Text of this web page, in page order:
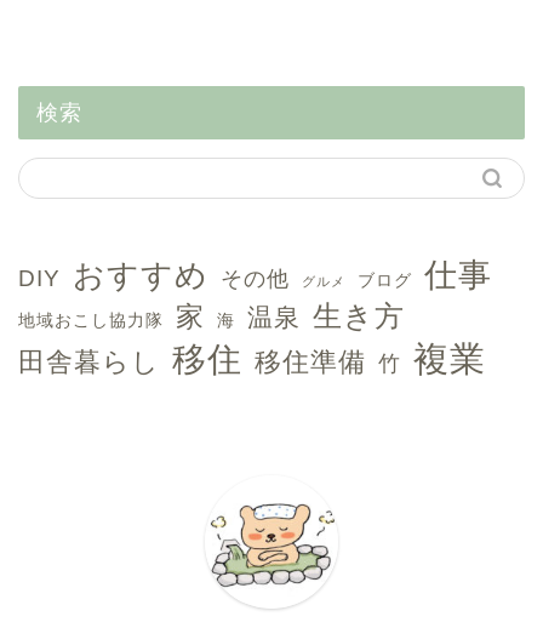
検索
DIY おすすめ その他 グルメ ブログ 仕事
地域おこし協力隊 家 海 温泉 生き方
田舎暮らし 移住 移住準備 竹 複業